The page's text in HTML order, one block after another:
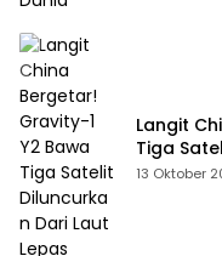
Langit
Tiga
13 Oktober